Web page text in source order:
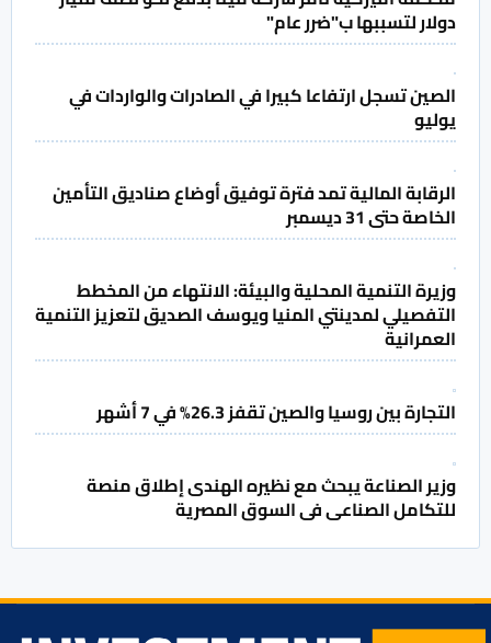
دولار لتسببها ب"ضرر عام"
الصين تسجل ارتفاعا كبيرا في الصادرات والواردات في
يوليو
الرقابة المالية تمد فترة توفيق أوضاع صناديق التأمين
الخاصة حتى 31 ديسمبر
وزيرة التنمية المحلية والبيئة: الانتهاء من المخطط
التفصيلي لمدينتي المنيا ويوسف الصديق لتعزيز التنمية
العمرانية
التجارة بين روسيا والصين تقفز 26.3% في 7 أشهر
وزير الصناعة يبحث مع نظيره الهندى إطلاق منصة
للتكامل الصناعى فى السوق المصرية